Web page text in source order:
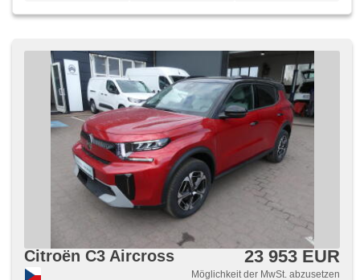
Citroën C3 Aircross 23 953 EUR
Möglichkeit der MwSt. abzusetzen